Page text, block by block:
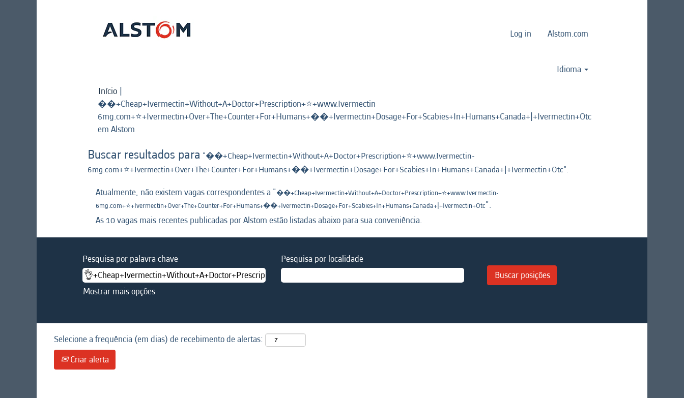
Log in Alstom.com
Idioma
Início |
��+Cheap+Ivermectin+Without+A+Doctor+Prescription+⭐️+www.Ivermectin
6mg.com+⭐️+Ivermectin+Over+The+Counter+For+Humans+��+Ivermectin+Dosage+For+Scabies+In+Humans+Canada+|+Ivermectin+Otc
em Alstom
Buscar resultados para "��+Cheap+Ivermectin+Without+A+Doctor+Prescription+⭐️+www.Ivermectin-
6mg.com+⭐️+Ivermectin+Over+The+Counter+For+Humans+��+Ivermectin+Dosage+For+Scabies+In+Humans+Canada+|+Ivermectin+Otc".
Atualmente, não existem vagas correspondentes a "��+Cheap+Ivermectin+Without+A+Doctor+Prescription+⭐️+www.Ivermectin-
6mg.com+⭐️+Ivermectin+Over+The+Counter+For+Humans+��+Ivermectin+Dosage+For+Scabies+In+Humans+Canada+|+Ivermectin+Otc".
As 10 vagas mais recentes publicadas por Alstom estão listadas abaixo para sua conveniência.
Pesquisa por palavra chave Pesquisa por localidade
Mostrar mais opções
Selecione a frequência (em dias) de recebimento de alertas:
Criar alerta